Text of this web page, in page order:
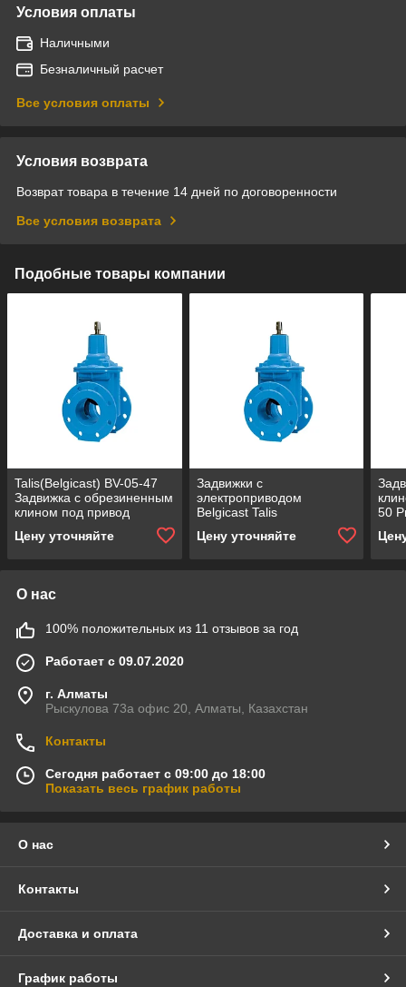
Условия оплаты
Наличными
Безналичный расчет
Все условия оплаты
Условия возврата
Возврат товара в течение 14 дней по договоренности
Все условия возврата
Подобные товары компании
Talis(Belgicast) BV-05-47
Задвижка с обрезиненным
клином под привод
Цену уточняйте
Задвижки с
электроприводом
Belgicast Talis
Цену уточняйте
50
О нас
100% положительных из 11 отзывов за год
Работает с 09.07.2020
г. Алматы
Рыскулова 73а офис 20, Алматы, Казахстан
Контакты
Сегодня работает с 09:00 до 18:00
Показать весь график работы
О нас
Контакты
Доставка и оплата
График работы